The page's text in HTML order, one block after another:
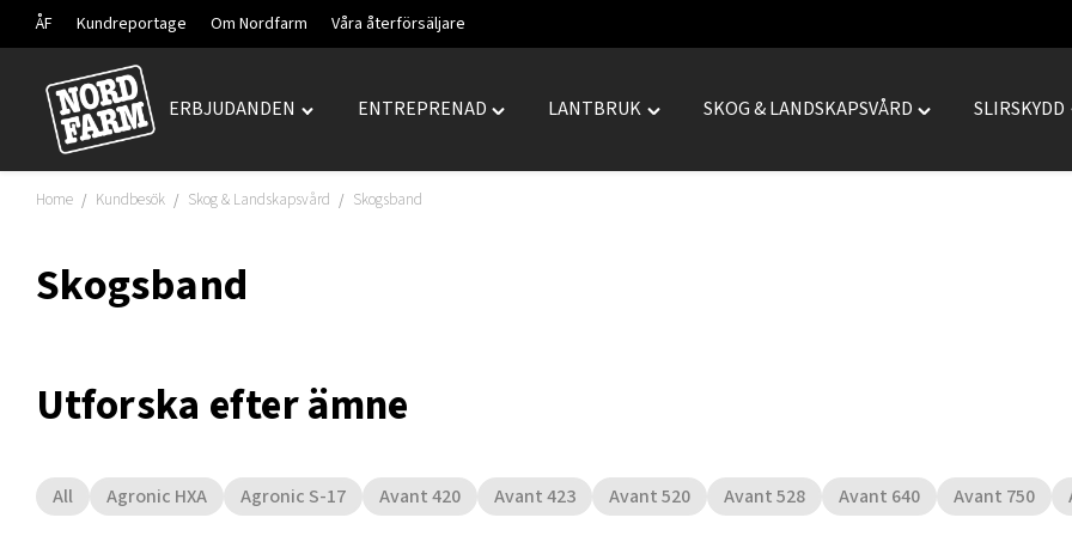
ÅF Kundreportage Om Nordfarm Våra återförsäljare
Hoppa
innehåll
ERBJUDANDEN
Toggle
menu
ENTREPRENAD
Toggle
LANTBRUK
Toggle
SKOG & LANDSKAPSVÅRD
Toggle
SLIRSKYDD
Home / Kundbesök / Skog & Landskapsvård / Skogsband
Skogsband
Utforska efter ämne
All Agronic HXA Agronic S-17 Avant 420 Avant 423 Avant 520 Avant 528 Avant 640 Avant 750